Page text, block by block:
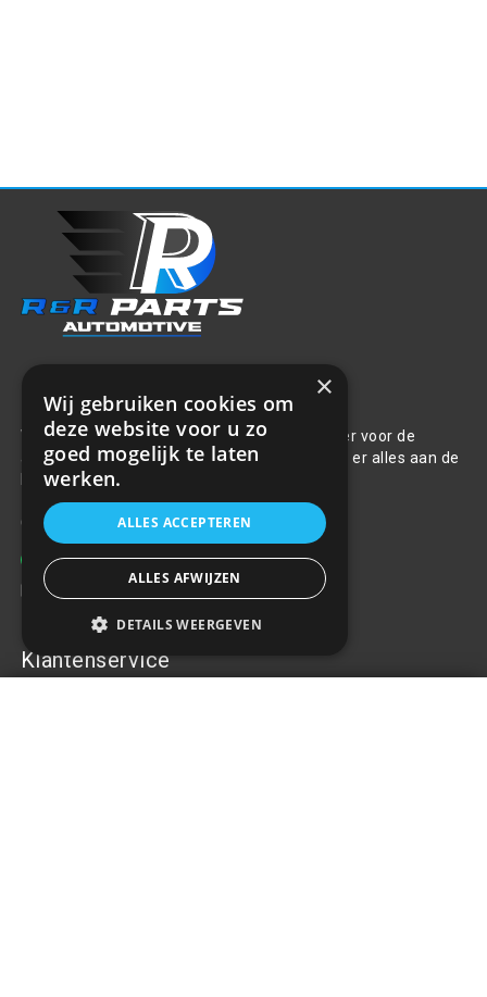
Over ons
Welkom bij R&R Parts Automotive, uw partner voor de
aanschaf van alle auto accessoires. Wij doen er alles aan de
beste selectie, service & prijs te bieden.
Contact
+31(0)85 486 83 17
Klantenservice
×
Wij gebruiken cookies om
deze website voor u zo
goed mogelijk te laten
werken.
ALLES ACCEPTEREN
ALLES AFWIJZEN
DETAILS WEERGEVEN